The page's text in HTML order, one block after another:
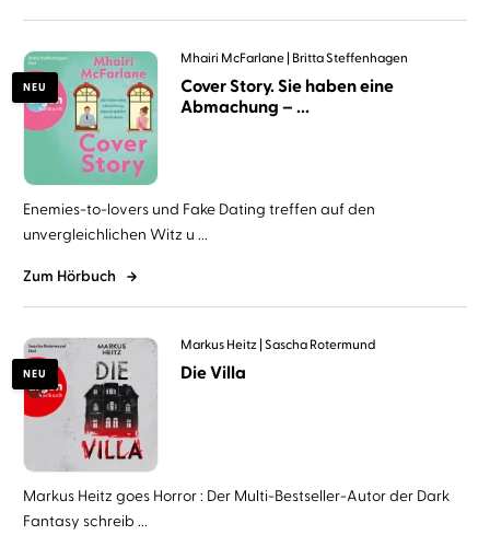
NEU
Mhairi McFarlane Britta Steffenhagen
Cover Story. Sie haben eine
Abmachung – ...
Enemies-to-lovers und Fake Dating treffen auf den
unvergleichlichen Witz u ...
Zum Hörbuch
NEU
Markus Heitz Sascha Rotermund
Die Villa
Markus Heitz goes Horror : Der Multi-Bestseller-Autor der Dark
Fantasy schreib ...